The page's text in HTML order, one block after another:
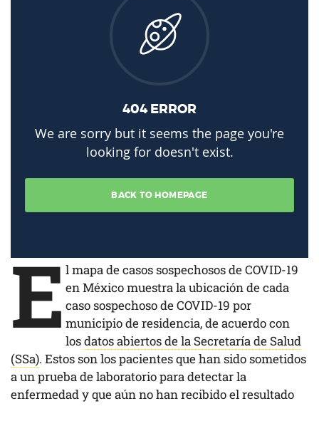
El mapa de casos sospechosos de COVID-19
en México muestra la ubicación de cada
caso sospechoso de COVID-19 por
municipio de residencia, de acuerdo con
losdatos abiertos de la Secretaría de Salud
(SSa). Estos son los pacientes que han sido sometidos
a un prueba de laboratorio para detectar la
enfermedad y que aún no han recibido el resultado